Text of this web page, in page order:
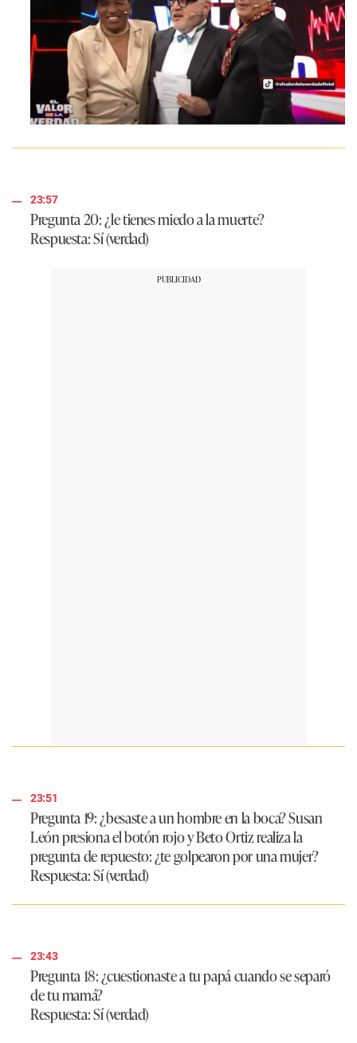
23:57
Pregunta 20: ¿le tienes miedo a la muerte?
Respuesta: Sí (verdad)
23:51
Pregunta 19: ¿besaste a un hombre en la boca?Susan
León presiona el botón rojo y Beto Ortiz realiza la
pregunta de repuesto:¿te golpearon por una mujer?
Respuesta:Sí (verdad)
23:43
Pregunta 18: ¿cuestionaste a tu papá cuando se separó
de tu mamá?
Respuesta: Sí (verdad)